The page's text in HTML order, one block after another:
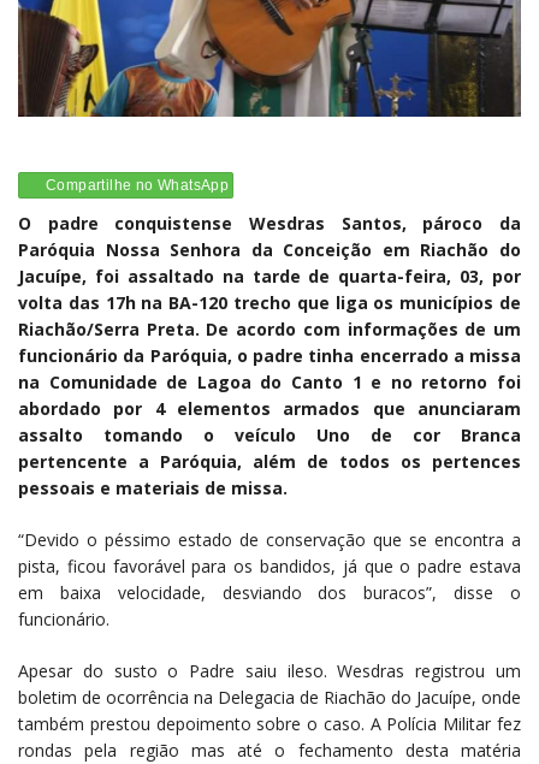
Compartilhe no WhatsApp
O padre conquistense Wesdras Santos, pároco da
Paróquia Nossa Senhora da Conceição em Riachão do
Jacuípe, foi assaltado na tarde de quarta-feira, 03, por
volta das 17h na BA-120 trecho que liga os municípios de
Riachão/Serra Preta. De acordo com informações de um
funcionário da Paróquia, o padre tinha encerrado a missa
na Comunidade de Lagoa do Canto 1 e no retorno foi
abordado por 4 elementos armados que anunciaram
assalto tomando o veículo Uno de cor Branca
pertencente a Paróquia, além de todos os pertences
pessoais e materiais de missa.
“Devido o péssimo estado de conservação que se encontra a
pista, ficou favorável para os bandidos, já que o padre estava
em baixa velocidade, desviando dos buracos”, disse o
funcionário.
Apesar do susto o Padre saiu ileso. Wesdras registrou um
boletim de ocorrência na Delegacia de Riachão do Jacuípe, onde
também prestou depoimento sobre o caso. A Polícia Militar fez
rondas pela região mas até o fechamento desta matéria